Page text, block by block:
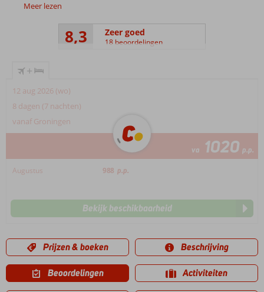
Meer lezen
8,3 Zeer goed
18 beoordelingen
+
12 aug 2026 (wo)
8 dagen (7 nachten)
vanaf Groningen
va 1020 p.p.
Augustus 988 p.p.
Bekijk beschikbaarheid
Prijzen & boeken Beschrijving
Beoordelingen Activiteiten